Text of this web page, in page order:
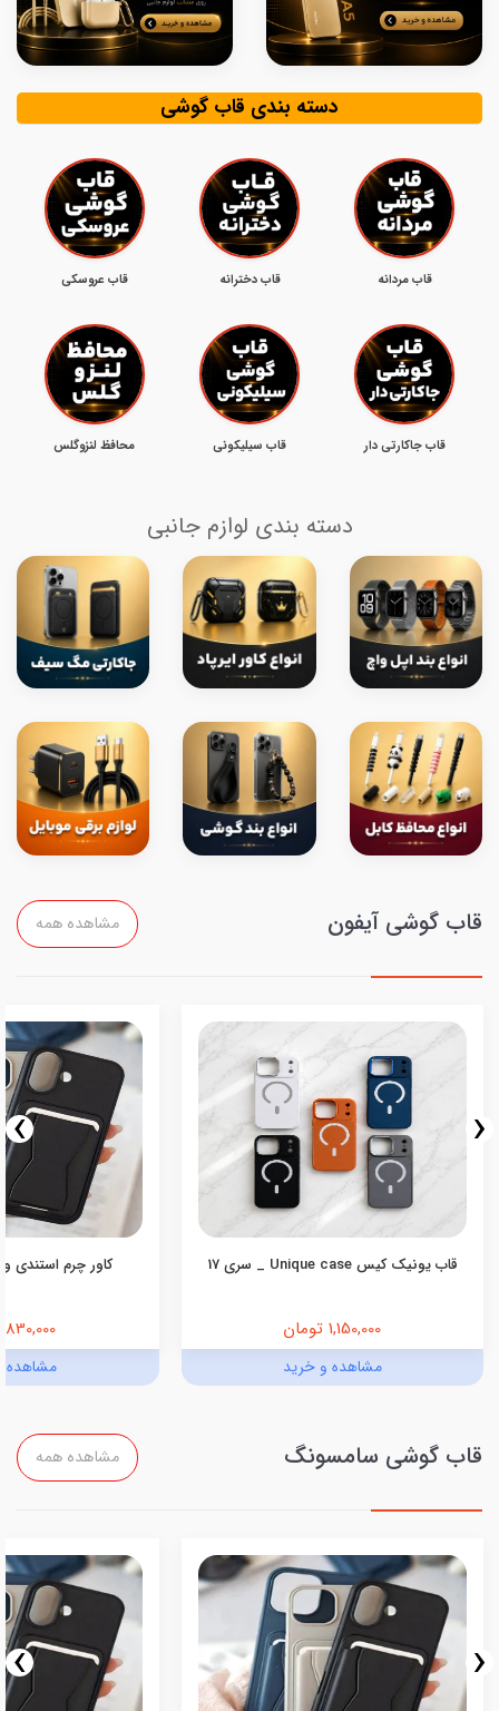
دسته بندی قاب گوشی
قاب مردانه قاب دخترانه قاب عروسکی
قاب جاکارتی دار قاب سیلیکونی محافظ لنزوگلس
دسته بندی لوازم جانبی
قاب گوشی آیفون مشاهده همه
قاب یونیک کیس Unique case _ سری 17
1,150,000 تومان
مشاهده و خرید
کاور چرم استندی
830,000 تومان
مشاهده
‹
›
قاب گوشی سامسونگ مشاهده همه
‹
›